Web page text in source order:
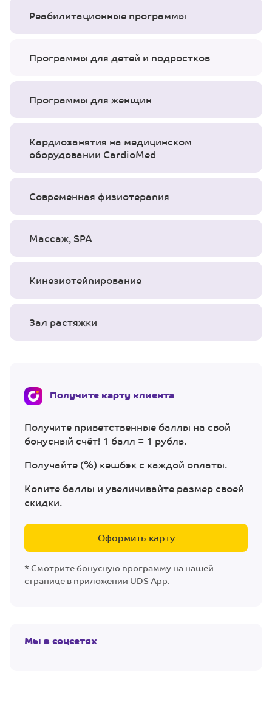
Реабилитационные программы
Программы для детей и подростков
Программы для женщин
Кардиозанятия на медицинском
оборудовании CardioMed
Современная физиотерапия
Массаж, SPA
Кинезиотейпирование
Зал растяжки
Получите карту клиента
Получите приветственные баллы на свой
бонусный счёт! 1 балл = 1 рубль.
Получайте (%) кешбэк с каждой оплаты.
Копите баллы и увеличивайте размер своей
скидки.
Оформить карту
* Смотрите бонусную программу на нашей
странице в приложении UDS App.
Мы в соцсетях